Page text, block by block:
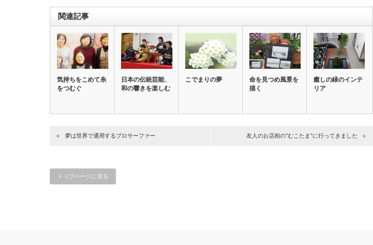
関連記事
気持ちをこめて糸
をつむぐ
日本の伝統芸能、
和の響きを楽しむ
こでまりの夢
命を見つめ風景を
描く
癒しの緑のインテ
リア
夢は世界で通用するプロサーファー 友人のお店柏の”むこたま”に行ってきました
トップページに戻る